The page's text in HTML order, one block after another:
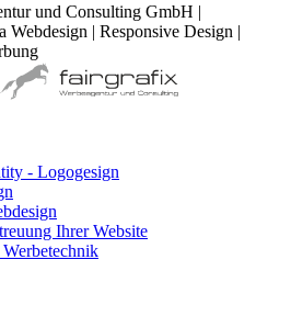
und Consulting GmbH |
| Responsive Design |
- Logogesign
Ihrer Website